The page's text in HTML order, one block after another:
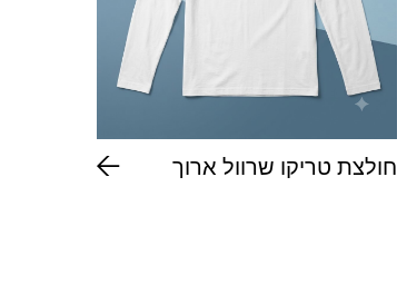
חולצת טריקו שרוול ארוך